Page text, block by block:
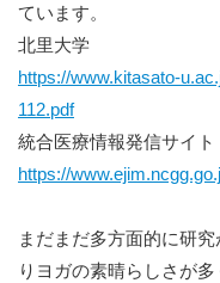
ています。
北里大学
https://www.kitasato-
112.pdf
統合医療情報発信サイト
https://
まだまだ多方面的に研
りヨガの素晴らしさが